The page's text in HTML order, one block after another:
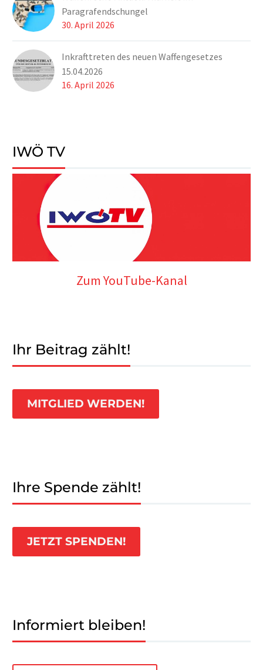
Kraft – schon wieder
verschärft worden ist.
Paragrafendschungel
30. April 2026
Inkrafttreten des neuen Waffengesetzes
15.04.2026
16. April 2026
IWÖ TV
Zum YouTube-Kanal
Ihr Beitrag zählt!
MITGLIED WERDEN!
Ihre Spende zählt!
JETZT SPENDEN!
Informiert bleiben!